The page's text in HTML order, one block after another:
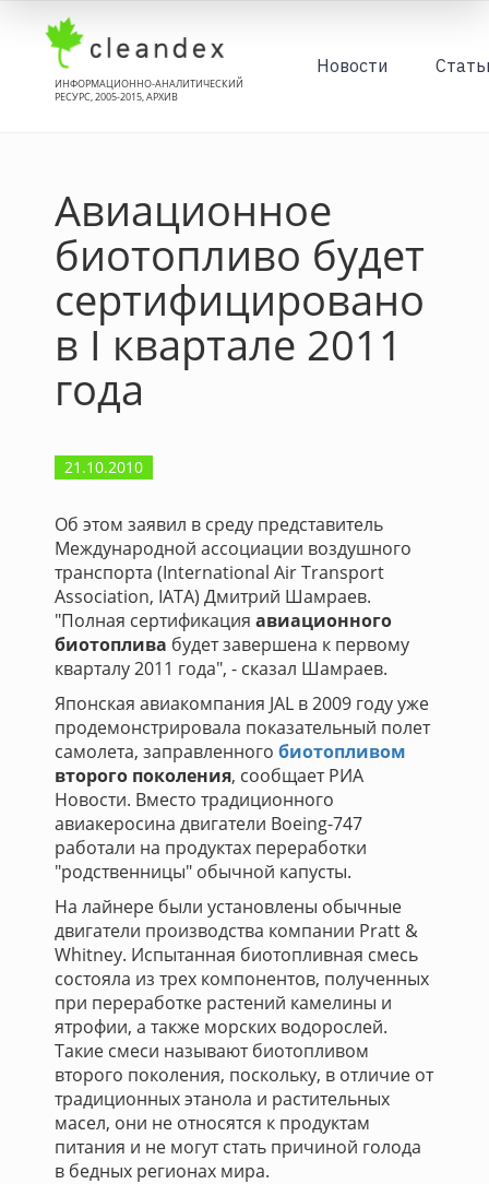
ИНФОРМАЦИОННО-АНАЛИТИЧЕСКИЙ
РЕСУРС, 2005-2015, АРХИВ
Новости
Авиационное
биотопливо будет
сертифицировано
в I квартале 2011
года
21.10.2010
Об этом заявил в среду представитель
Международной ассоциации воздушного
транспорта (International Air Transport
Association, IATA) Дмитрий Шамраев.
"Полная сертификация авиационного
биотоплива будет завершена к первому
кварталу 2011 года", - сказал Шамраев.
Японская авиакомпания JAL в 2009 году уже
продемонстрировала показательный полет
самолета, заправленного биотопливом
второго поколения, сообщает РИА
Новости. Вместо традиционного
авиакеросина двигатели Boeing-747
работали на продуктах переработки
"родственницы" обычной капусты.
На лайнере были установлены обычные
двигатели производства компании Pratt &
Whitney. Испытанная биотопливная смесь
состояла из трех компонентов, полученных
при переработке растений камелины и
ятрофии, а также морских водорослей.
Такие смеси называют биотопливом
второго поколения, поскольку, в отличие от
традиционных этанола и растительных
масел, они не относятся к продуктам
питания и не могут стать причиной голода
в бедных регионах мира.